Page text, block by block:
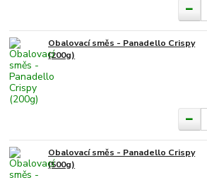
Obalovací směs - Panadello Crispy
(200g)
Obalovací směs - Panadello Crispy
(500g)